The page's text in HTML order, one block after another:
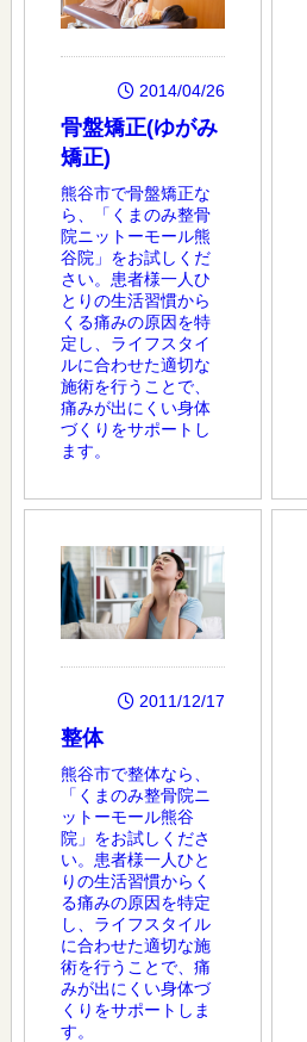
2014/04/26
骨盤矯正(ゆがみ
矯正)
熊谷市で骨盤矯正な
ら、「くまのみ整骨
院ニットーモール熊
谷院」をお試しくだ
さい。患者様一人ひ
とりの生活習慣から
くる痛みの原因を特
定し、ライフスタイ
ルに合わせた適切な
施術を行うことで、
痛みが出にくい身体
づくりをサポートし
ます。
2011/12/17
整体
熊谷市で整体なら、
「くまのみ整骨院ニ
ットーモール熊谷
院」をお試しくださ
い。患者様一人ひと
りの生活習慣からく
る痛みの原因を特定
し、ライフスタイル
に合わせた適切な施
術を行うことで、痛
みが出にくい身体づ
くりをサポートしま
す。